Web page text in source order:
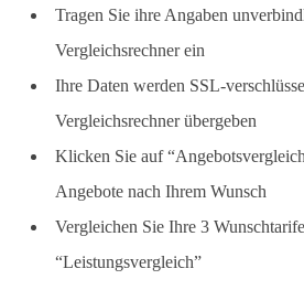
Tragen Sie ihre Angaben
Vergleichsrechner ein
Ihre Daten werden SSL-
Vergleichsrechner übergeben
Klicken Sie auf
Angebote nach Ihrem Wunsch
Vergleichen Sie Ihre 3
“Leistungsvergleich”